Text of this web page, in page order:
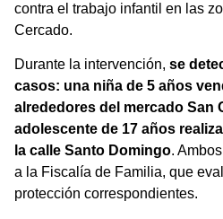
contra el trabajo infantil en las
Cercado.
Durante la intervención, se
casos: una niña de 5 años
alrededores del mercado San
adolescente de 17 años
la calle Santo Domingo.
a la Fiscalía de Familia, que
protección correspondientes.